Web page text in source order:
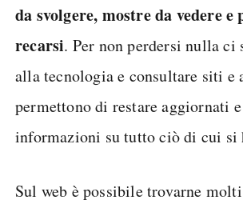
da svolgere, mostre da vedere
recarsi. Per non perdersi nulla ci
alla tecnologia e consultare siti e
permettono di restare aggiornati
informazioni su tutto ciò di cui si
Sul web è possibile trovarne